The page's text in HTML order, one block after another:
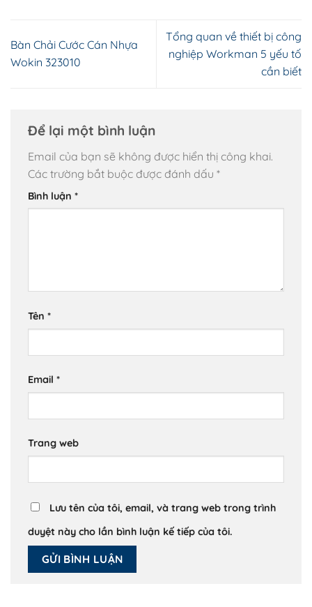
Bàn Chải Cước Cán Nhựa
Wokin 323010
Tổng quan về thiết bị công
nghiệp Workman 5 yếu tố
cần biết
Để lại một bình luận
Email của bạn sẽ không được hiển thị công khai.
Các trường bắt buộc được đánh dấu *
Bình luận *
Tên *
Email *
Trang web
Lưu tên của tôi, email, và trang web trong trình
duyệt này cho lần bình luận kế tiếp của tôi.